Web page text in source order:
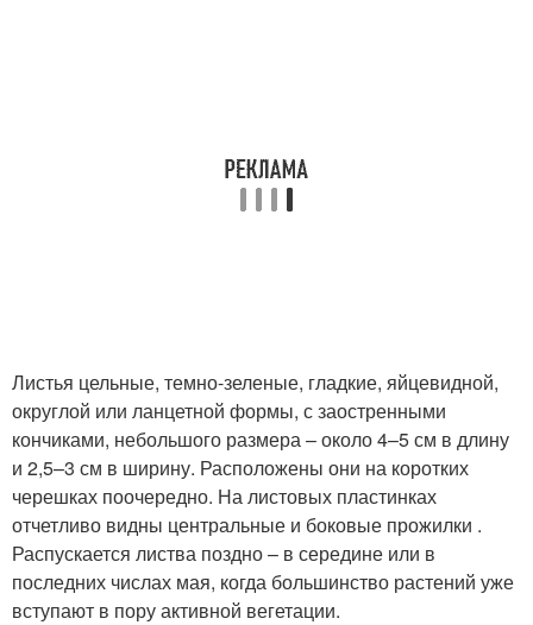
Листья цельные, темно-зеленые, гладкие, яйцевидной,
округлой или ланцетной формы, с заостренными
кончиками, небольшого размера – около 4–5 см в длину
и 2,5–3 см в ширину. Расположены они на коротких
черешках поочередно. На листовых пластинках
отчетливо видны центральные и боковые прожилки .
Распускается листва поздно – в середине или в
последних числах мая, когда большинство растений уже
вступают в пору активной вегетации.